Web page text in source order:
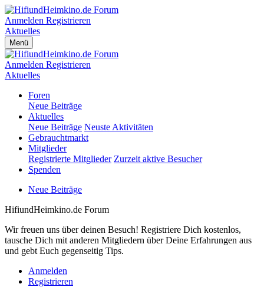
Anmelden Registrieren
Aktuelles
Menü
Anmelden Registrieren
Aktuelles
Foren
Neue Beiträge
Aktuelles
Neue Beiträge Neuste Aktivitäten
Gebrauchtmarkt
Mitglieder
Registrierte Mitglieder Zurzeit aktive Besucher
Spenden
Neue Beiträge
HifiundHeimkino.de Forum
Wir freuen uns über deinen Besuch! Registriere Dich kostenlos,
tausche Dich mit anderen Mitgliedern über Deine Erfahrungen aus
und gebt Euch gegenseitig Tips.
Anmelden
Registrieren